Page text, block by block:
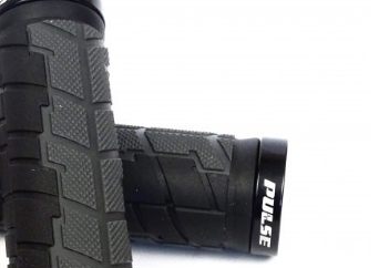
PROMOTIONS
Divers Poignées BMX Race Pulse® WCS